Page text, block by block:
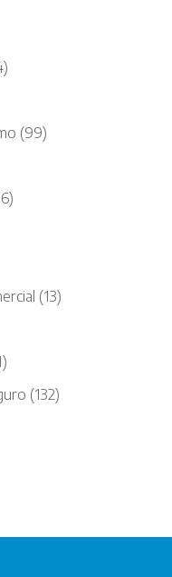
(99)
(13)
(132)